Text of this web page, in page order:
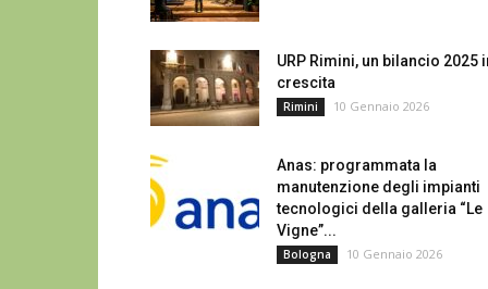
URP Rimini, un bilancio 2025
crescita
Rimini 10 Gennaio 2026
Anas: programmata la
manutenzione degli impianti
tecnologici della galleria “Le
Vigne”...
Bologna 10 Gennaio 2026